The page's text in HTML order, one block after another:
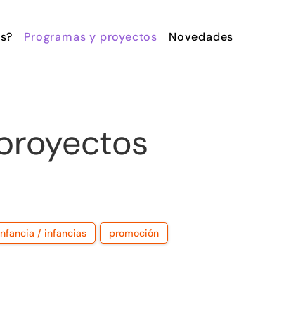
Programas y proyectos Novedades
/ infancias promoción